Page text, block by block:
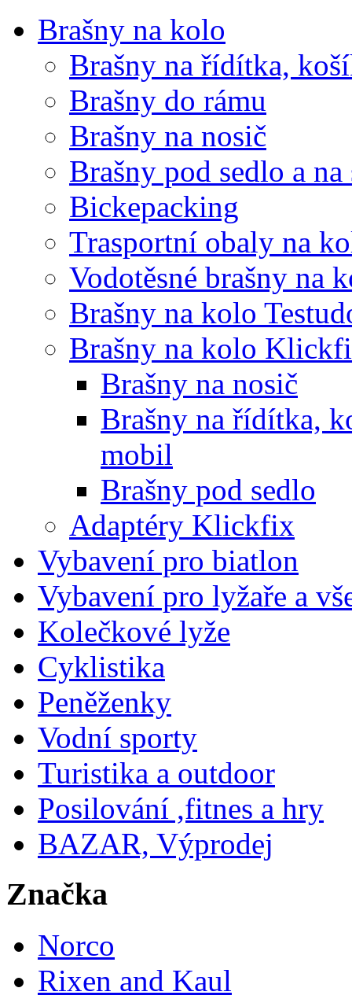
Brašny na kolo
Brašny na řídítka,
Brašny do rámu
Brašny na nosič
Brašny pod sedlo a
Bickepacking
Trasportní obaly na
Vodotěsné brašny na
Brašny na kolo
Brašny na kolo
Brašny na nosič
Brašny na řídítka,
mobil
Brašny pod sedlo
Adaptéry Klickfix
Vybavení pro biatlon
Vybavení pro lyžaře a
Kolečkové lyže
Cyklistika
Peněženky
Vodní sporty
Turistika a outdoor
Posilování ,fitnes a hry
BAZAR, Výprodej
Značka
Norco
Rixen and Kaul